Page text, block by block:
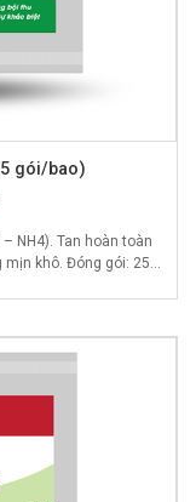
gói/bao)
NH4). Tan hoàn toàn
khô. Đóng gói: 25...